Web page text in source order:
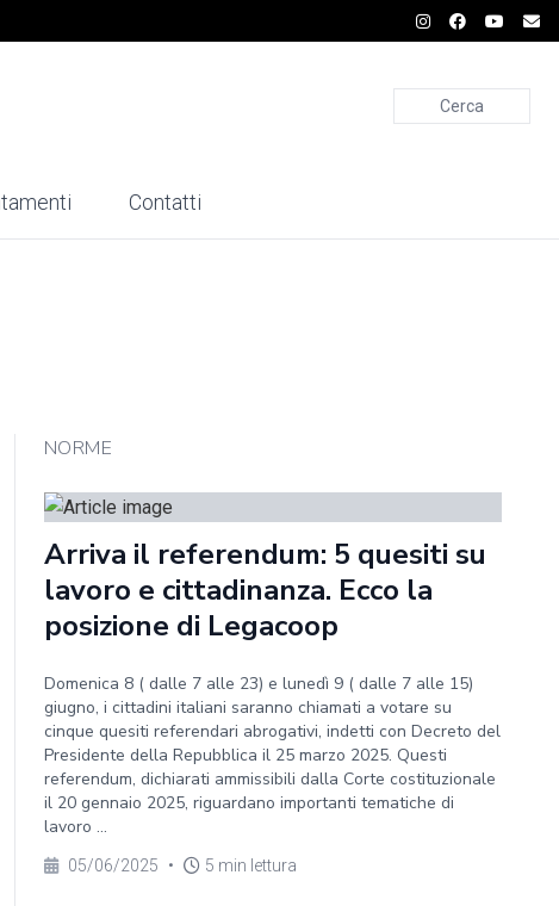
Cerca
Contatti
NORME
Arriva il referendum: 5 quesiti su
lavoro e cittadinanza. Ecco la
posizione di Legacoop
Domenica 8 ( dalle 7 alle 23) e lunedì 9 ( dalle 7 alle 15)
giugno, i cittadini italiani saranno chiamati a votare su
cinque quesiti referendari abrogativi, indetti con Decreto del
Presidente della Repubblica il 25 marzo 2025. Questi
referendum, dichiarati ammissibili dalla Corte costituzionale
il 20 gennaio 2025, riguardano importanti tematiche di
lavoro ...
05/06/2025 • 5 min lettura